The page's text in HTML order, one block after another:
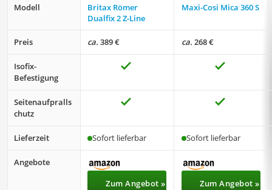
Modell
Britax Römer
Dualfix 2 Z-Line
Maxi-Cosi Mica 360 S
Preis ca. 389 € ca. 268 €
Isofix-
Befestigung
Seitenaufpralls
chutz
Lieferzeit Sofort lieferbar Sofort lieferbar
Angebote
Zum Angebot »
Zum Angebot »